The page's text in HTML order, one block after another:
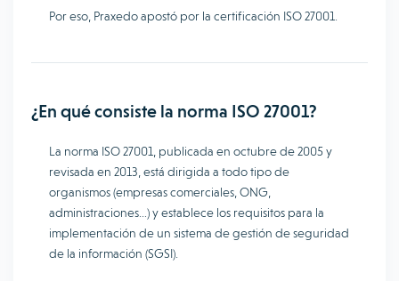
Por eso, Praxedo apostó por la certificación ISO 27001.
¿En qué consiste la norma ISO 27001?
La norma ISO 27001, publicada en octubre de 2005 y
revisada en 2013, está dirigida a todo tipo de
organismos (empresas comerciales, ONG,
administraciones…) y establece los requisitos para la
implementación de un sistema de gestión de seguridad
de la información (SGSI).